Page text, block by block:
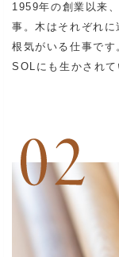
1959年の創業以来
事。木はそれぞれ
根気がいる仕事で
SOLにも生かされて